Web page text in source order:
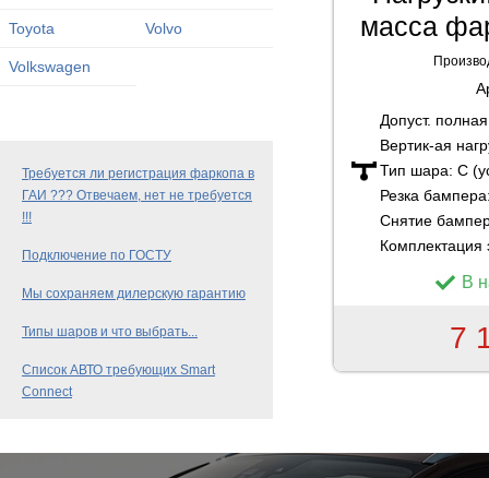
Toyota Volvo
Volkswagen
Требуется ли регистрация фаркопа в
ГАИ ??? Отвечаем, нет не требуется
!!!
Подключение по ГОСТУ
Мы сохраняем дилерскую гарантию
Типы шаров и что выбрать...
Список АВТО требующих Smart
Connect
масса
Допуст.
Вертик-ая
Тип шара: C
Резка
Снятие
Комплектация
В
7